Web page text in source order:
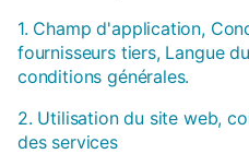
1. Champ d'application,
fournisseurs tiers, Langue
conditions générales.
2. Utilisation du site web,
des services